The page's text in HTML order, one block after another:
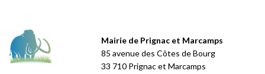
Mairie de Prignac et Marcamps
85 avenue des Côtes de Bourg
33 710 Prignac et Marcamps